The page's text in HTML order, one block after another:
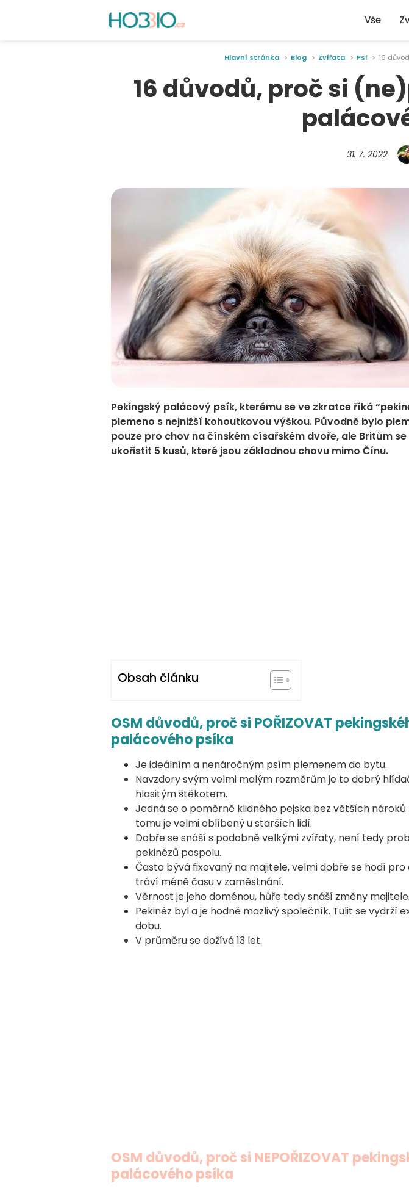
Vše
Hlavní stránka Blog Zvířata Psi 16
16 důvodů, proč si
31. 7. 2022
Pekingský palácový psík, kterému se ve zkratce říká
plemeno s nejnižší kohoutkovou výškou. Původně bylo
pouze pro chov na čínském císařském dvoře, ale Britům
ukořistit 5 kusů, které jsou základnou chovu mimo Čínu.
Obsah článku
OSM důvodů, proč si POŘIZOVAT
palácového psíka
Je ideálním a nenáročným psím plemenem do bytu.
Navzdory svým velmi malým rozměrům je to dobrý
hlasitým štěkotem.
Jedná se o poměrně klidného pejska bez větších
tomu je velmi oblíbený u starších lidí.
Dobře se snáší s podobně velkými zvířaty, není tedy
pekinézů pospolu.
Často bývá fixovaný na majitele, velmi dobře se hodí
tráví méně času v zaměstnání.
Věrnost je jeho doménou, hůře tedy snáší změny majitele.
Pekinéz byl a je hodně mazlivý společník. Tulit se vydrží
dobu.
V průměru se dožívá 13 let.
OSM důvodů, proč si NEPOŘIZOVAT
palácového psíka